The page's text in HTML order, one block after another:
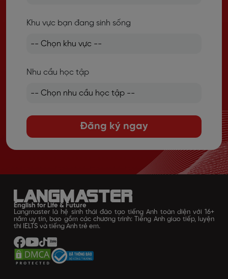
Khu vực bạn đang sinh sống
Nhu cầu học tập
Đăng ký ngay
English for Life & Future
Langmaster là hệ sinh thái đào tạo tiếng Anh toàn diện với 16+
năm uy tín, bao gồm các chương trình: Tiếng Anh giao tiếp, luyện
thi IELTS và tiếng Anh trẻ em.